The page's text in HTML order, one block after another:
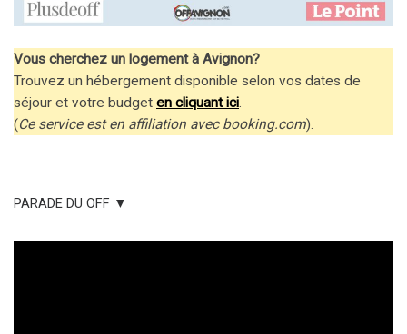
Vous cherchez un logement à Avignon?
Trouvez un hébergement disponible selon vos dates de
séjour et votre budget en cliquant ici.
(Ce service est en affiliation avec booking.com).
PARADE DU OFF ▼